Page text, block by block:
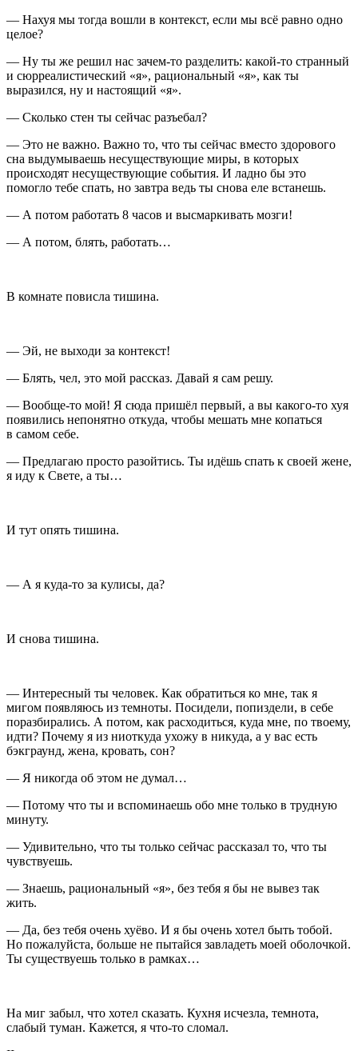
— Нахуя мы тогда вошли в контекст, если мы всё равно одно
целое?
— Ну ты же решил нас зачем-то разделить: какой-то странный
и сюрреалистический «я», рациональный «я», как ты
выразился, ну и настоящий «я».
— Сколько стен ты сейчас разъебал?
— Это не важно. Важно то, что ты сейчас вместо здорового
сна выдумываешь несуществующие миры, в которых
происходят несуществующие события. И ладно бы это
помогло тебе спать, но завтра ведь ты снова еле встанешь.
— А потом работать 8 часов и высмаркивать мозги!
— А потом, блять, работать…
В комнате повисла тишина.
— Эй, не выходи за контекст!
— Блять, чел, это мой рассказ. Давай я сам решу.
— Вообще-то мой! Я сюда пришёл первый, а вы какого-то хуя
появились непонятно откуда, чтобы мешать мне копаться
в самом себе.
— Предлагаю просто разойтись. Ты идёшь спать к своей жене,
я иду к Свете, а ты…
И тут опять тишина.
— А я куда-то за кулисы, да?
И снова тишина.
— Интересный ты человек. Как обратиться ко мне, так я
мигом появляюсь из темноты. Посидели, попиздели, в себе
поразбирались. А потом, как расходиться, куда мне, по твоему,
идти? Почему я из ниоткуда ухожу в никуда, а у вас есть
бэкграунд, жена, кровать, сон?
— Я никогда об этом не думал…
— Потому что ты и вспоминаешь обо мне только в трудную
минуту.
— Удивительно, что ты только сейчас рассказал то, что ты
чувствуешь.
— Знаешь, рациональный «я», без тебя я бы не вывез так
жить.
— Да, без тебя очень хуёво. И я бы очень хотел быть тобой.
Но пожалуйста, больше не пытайся завладеть моей оболочкой.
Ты существуешь только в рамках…
На миг забыл, что хотел сказать. Кухня исчезла, темнота,
слабый туман. Кажется, я что-то сломал.